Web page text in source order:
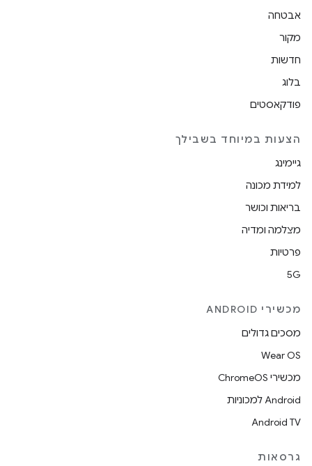
אבטחה
מקור
חדשות
בלוג
פודקאסטים
הצעות במיוחד בשבילך
גיימינג
למידת מכונה
בריאות וכושר
מצלמה ומדיה
פרטיות
5G
מכשירי ANDROID
מסכים גדולים
Wear OS
מכשירי ChromeOS
Android למכוניות
Android TV
גרסאות